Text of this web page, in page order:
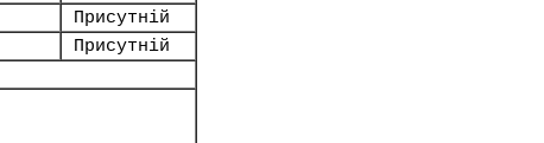
Присутній
Присутній